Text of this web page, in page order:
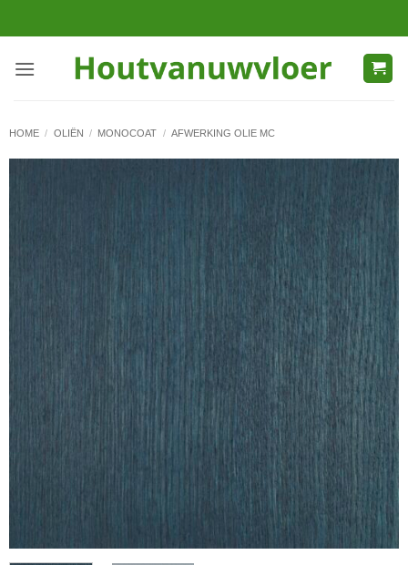
naar
HOME / OLIËN / MONOCOAT / AFWERKING OLIE MC